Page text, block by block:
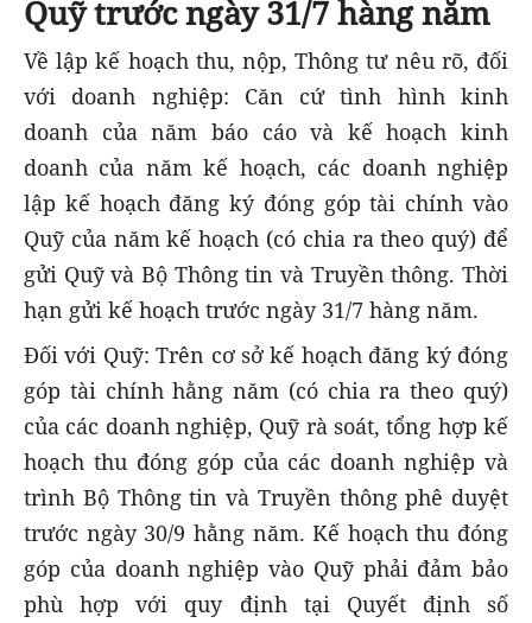
Quỹ trước ngày 31/7 hàng năm
Về lập kế hoạch thu, nộp, Thông tư nêu rõ, đối
với doanh nghiệp: Căn cứ tình hình kinh
doanh của năm báo cáo và kế hoạch kinh
doanh của năm kế hoạch, các doanh nghiệp
lập kế hoạch đăng ký đóng góp tài chính vào
Quỹ của năm kế hoạch (có chia ra theo quý) để
gửi Quỹ và Bộ Thông tin và Truyền thông. Thời
hạn gửi kế hoạch trước ngày 31/7 hàng năm.
Đối với Quỹ: Trên cơ sở kế hoạch đăng ký đóng
góp tài chính hằng năm (có chia ra theo quý)
của các doanh nghiệp, Quỹ rà soát, tổng hợp kế
hoạch thu đóng góp của các doanh nghiệp và
trình Bộ Thông tin và Truyền thông phê duyệt
trước ngày 30/9 hằng năm. Kế hoạch thu đóng
góp của doanh nghiệp vào Quỹ phải đảm bảo
phù hợp với quy định tại Quyết định số